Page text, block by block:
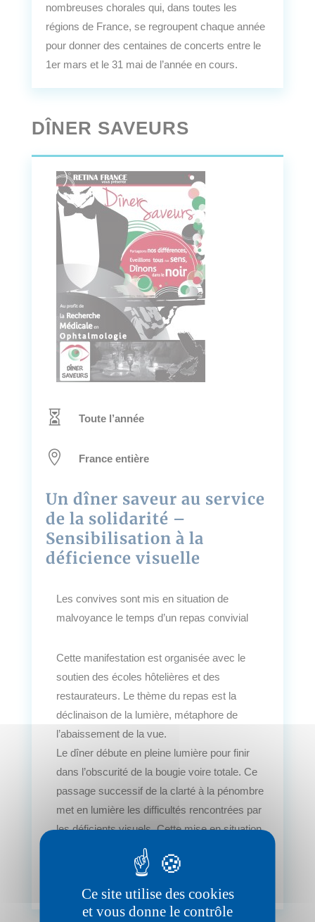
Ce site utilise des cookies
et vous donne le contrôle
nombreuses chorales qui, dans toutes les
régions de France, se regroupent chaque année
pour donner des centaines de concerts entre le
1er mars et le 31 mai de l’année en cours.
DÎNER SAVEURS
 Toute l’année
 France entière
Un dîner saveur au service
de la solidarité –
Sensibilisation à la
déficience visuelle
Les convives sont mis en situation de
malvoyance le temps d’un repas convivial
Cette manifestation est organisée avec le
soutien des écoles hôtelières et des
restaurateurs. Le thème du repas est la
déclinaison de la lumière, métaphore de
l’abaissement de la vue.
Le dîner débute en pleine lumière pour finir
dans l’obscurité de la bougie voire totale. Ce
passage successif de la clarté à la pénombre
met en lumière les difficultés rencontrées par
les déficients visuels. Cette mise en situation
est un bon outil de compréhension de la
malvoyance aussi bien pour les invités que
pour l’équipe de professionnels.